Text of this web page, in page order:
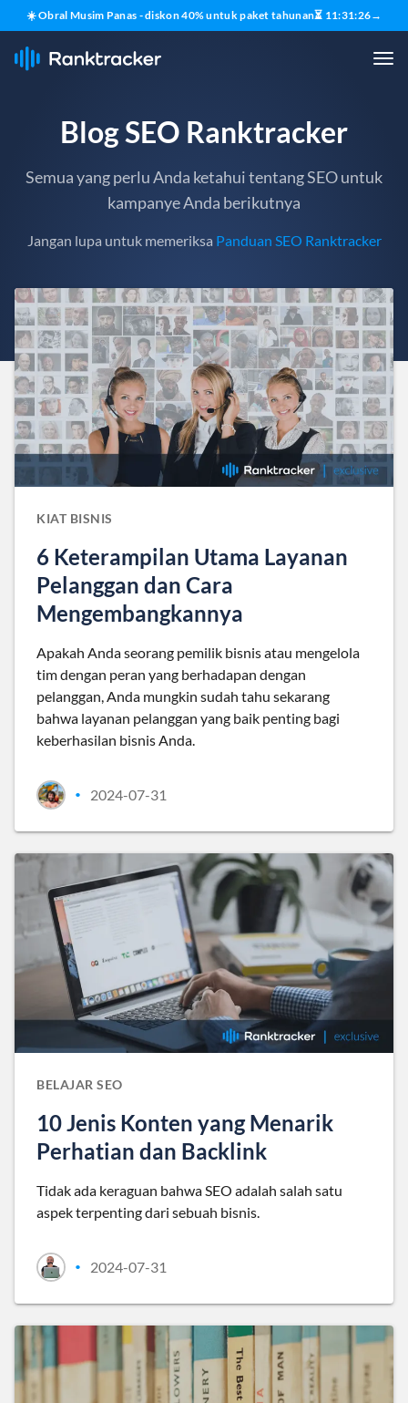
☀️ Obral Musim Panas - diskon 40% untuk paket tahunan⏳ 11:31:24→
Blog SEO Ranktracker
Semua yang perlu Anda ketahui tentang SEO untuk
kampanye Anda berikutnya
Jangan lupa untuk memeriksa Panduan SEO Ranktracker
KIAT BISNIS
6 Keterampilan Utama Layanan
Pelanggan dan Cara
Mengembangkannya
Apakah Anda seorang pemilik bisnis atau mengelola
tim dengan peran yang berhadapan dengan
pelanggan, Anda mungkin sudah tahu sekarang
bahwa layanan pelanggan yang baik penting bagi
keberhasilan bisnis Anda.
• 2024-07-31
BELAJAR SEO
10 Jenis Konten yang Menarik
Perhatian dan Backlink
Tidak ada keraguan bahwa SEO adalah salah satu
aspek terpenting dari sebuah bisnis.
• 2024-07-31